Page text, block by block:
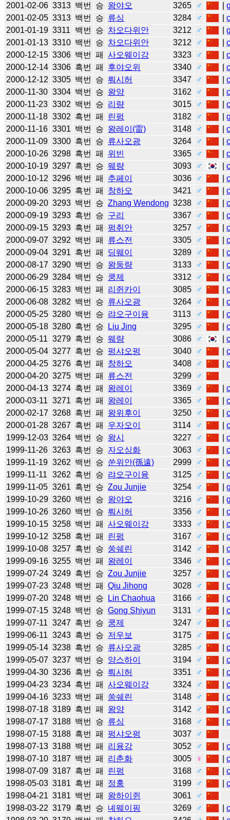
2001-02-06 3313 백번 승 왕야오 3265 ♂ |
2001-02-05 3313 백번 승 류싱 3284 ♂ |
2001-01-19 3311 백번 승 차오다위안 3212 ♂ |
2001-01-13 3310 백번 승 차오다위안 3212 ♂ |
2000-12-15 3306 백번 패 사오웨이강 3323 ♂ |
2000-12-14 3306 흑번 패 후야오위 3340 ♂ |
2000-12-12 3305 백번 승 뤄시허 3347 ♂ |
2000-11-30 3304 백번 승 왕양 3162 ♂ |
2000-11-23 3302 백번 승 리량 3015 ♂ |
2000-11-18 3302 흑번 패 린펑 3182 ♂ |
2000-11-16 3301 백번 승 왕레이(雷) 3148 ♂ |
2000-11-09 3300 흑번 승 류사오광 3264 ♂ |
2000-10-26 3298 흑번 패 위빈 3365 ♂ |
2000-10-19 3297 흑번 승 웨량 3093 ♂ |
2000-10-12 3296 백번 패 추페이 3036 ♂ |
2000-10-06 3295 흑번 패 창하오 3421 ♂ |
2000-09-20 3293 백번 승 Zhang Wendong 3238 ♂ |
2000-09-19 3293 흑번 승 구리 3367 ♂ |
2000-09-15 3293 흑번 패 펑취안 3257 ♂ |
2000-09-07 3292 백번 패 류스전 3305 ♂ |
2000-09-04 3291 흑번 패 딩웨이 3289 ♂ |
2000-08-17 3290 백번 승 왕둥량 3133 ♂ |
2000-06-29 3284 백번 승 쿵제 3312 ♂ |
2000-06-15 3283 백번 패 리쥔카이 3085 ♂ |
2000-06-08 3282 백번 승 류사오광 3264 ♂ |
2000-05-25 3280 백번 승 랴오구이융 3113 ♂ |
2000-05-18 3280 흑번 승 Liu Jing 3295 ♂ |
2000-05-11 3279 흑번 승 웨량 3086 ♂ |
2000-05-04 3277 흑번 승 펑샤오펑 3040 ♂ |
2000-04-25 3276 흑번 패 창하오 3408 ♂ |
2000-04-20 3275 백번 패 류스전 3299
♂
2000-04-13 3274 흑번 패 왕레이 3369 ♂ |
2000-03-11 3271 흑번 패 왕레이 3365 ♂ |
2000-02-17 3268 흑번 패 왕위후이 3250 ♂ |
2000-01-28 3267 흑번 패 우자오이 3114 ♂ |
1999-12-03 3264 백번 승 왕시 3227 ♂ |
1999-11-26 3263 흑번 승 자오싱화 3063 ♂ |
1999-11-19 3262 백번 승 쑨위안(孫遠) 2999 ♂ |
1999-11-11
3262 흑번 승 랴오구이융 3125 ♂ |
1999-11-05 3261 흑번 승 Zou Junjie 3254 ♂ |
1999-10-29 3260 백번 승 왕야오 3216 ♂ |
1999-10-26 3260 백번 승 뤄시허 3356 ♂ |
1999-10-15 3258 백번 패 사오웨이강 3333 ♂ |
1999-10-12 3258 흑번 패 린펑 3167 ♂ |
1999-10-08 3257 흑번 승 쑹쉐린 3142 ♂ |
1999-09-16 3255 백번 패 왕레이 3346 ♂ |
1999-07-24 3249 흑번 승 Zou Junjie 3257 ♂ |
1999-07-23 3248 백번 패 Qiu Jihong 3028 ♂ |
1999-07-20 3248 백번 승 Lin Chaohua 3166 ♂ |
1999-07-15 3248 백번 승 Gong Shiyun 3131 ♂ |
1999-07-11 3247 흑번 승 쿵제 3247 ♂ |
1999-06-11 3243 흑번 승 저우보 3175 ♂ |
1999-05-14 3238 흑번 승 류사오광 3285 ♂ |
1999-05-07 3237 백번 승 양스하이 3194 ♂ |
1999-04-30 3236 흑번 승 뤄시허 3351 ♂ |
1999-04-23 3234 흑번 패 사오웨이강 3324 ♂ |
1999-04-16 3233 백번 패 쑹쉐린 3148 ♂ |
1998-07-18 3189 흑번 패 왕양 3142 ♂ |
1998-07-17 3188 백번 승 류싱 3168 ♂ |
1998-07-15 3188 흑번 패 펑샤오펑 3037
♂
1998-07-13 3188 백번 패 리융강 3052 ♂ |
1998-07-10 3187 백번 패 리춘화 3005 ♀ |
1998-07-09 3187 흑번 패 린펑 3168 ♂ |
1998-05-03 3181 흑번 패 정훙 3199 ♂ |
1998-04-21 3181 백번 패 왕하이쥔 3061
♂
1998-03-22 3179 흑번 승 녜웨이핑 3269 ♂ |